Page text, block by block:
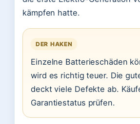
kämpfen hatte.
DER HAKEN
Einzelne Batterieschäden
wird es richtig teuer. Die
deckt viele Defekte ab.
Garantiestatus prüfen.